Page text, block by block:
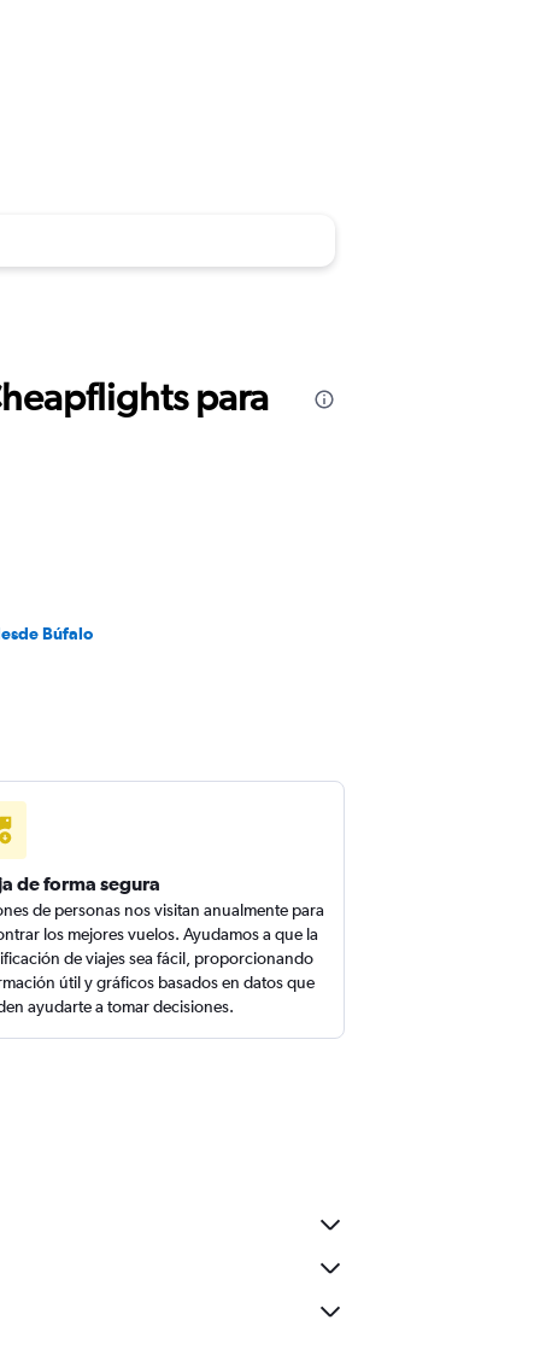
para
Búfalo
de forma segura
de personas nos visitan anualmente para
los mejores vuelos. Ayudamos a que la
de viajes sea fácil, proporcionando
útil y gráficos basados en datos que
ayudarte a tomar decisiones.